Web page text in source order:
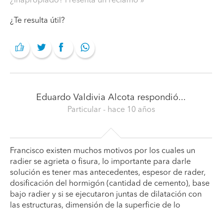
¿Te resulta útil?
Eduardo Valdivia Alcota respondió...
Particular - hace 10 años
Francisco existen muchos motivos por los cuales un
radier se agrieta o fisura, lo importante para darle
solución es tener mas antecedentes, espesor de rader,
dosificación del hormigón (cantidad de cemento), base
bajo radier y si se ejecutaron juntas de dilatación con
las estructuras, dimensión de la superficie de lo